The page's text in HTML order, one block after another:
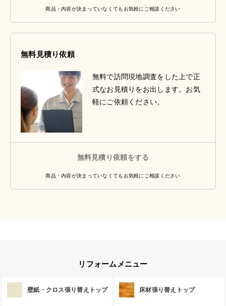
商品・内容が決まっていなくてもお気軽にご相談ください
無料見積り依頼
無料で訪問現地調査をした上で正
式なお見積りをお出します。お気
軽にご依頼ください。
無料見積り依頼をする
商品・内容が決まっていなくてもお気軽にご相談ください
リフォームメニュー
壁紙・クロス張り替えトップ 床材張り替えトップ